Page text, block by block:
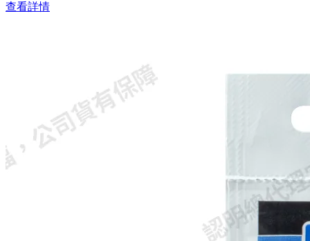
查看詳情